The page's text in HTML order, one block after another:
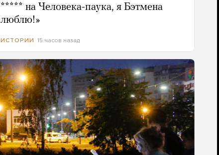
***** на Человека-паука, я Бэтмена
люблю!»
ИСТОРИИ 15 часов назад